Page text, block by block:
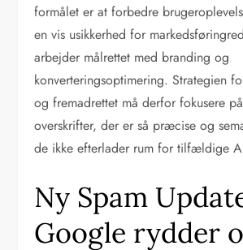
formålet er at forbedre
en vis usikkerhed for
arbejder målrettet med branding og
konverteringsoptimering. Strategien
og fremadrettet må derfor fokusere
overskrifter, der er så præcise og
de ikke efterlader rum for tilfældige
Ny Spam
Google rydder